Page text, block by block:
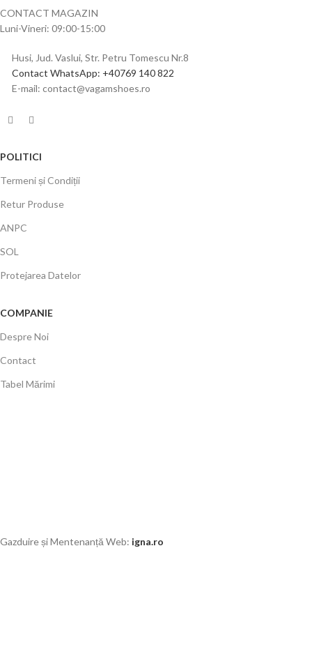
CONTACT MAGAZIN
Luni-Vineri: 09:00-15:00
Husi, Jud. Vaslui, Str. Petru Tomescu Nr.8
Contact WhatsApp: +40769 140 822
E-mail: contact@vagamshoes.ro
POLITICI
Termeni și Condiții
Retur Produse
ANPC
SOL
Protejarea Datelor
COMPANIE
Despre Noi
Contact
Tabel Mărimi
Gazduire și Mentenanță Web: igna.ro